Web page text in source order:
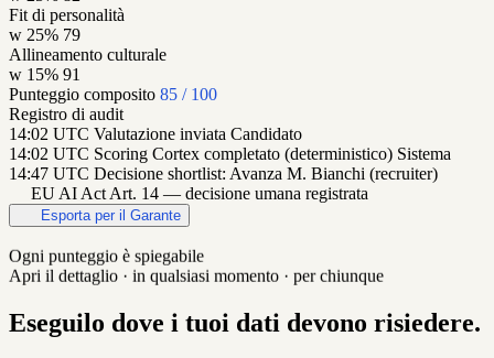
Fit di personalità
w 25% 79
Allineamento culturale
w 15% 91
Punteggio composito 85 / 100
Registro di audit
14:02 UTC Valutazione inviata Candidato
14:02 UTC Scoring Cortex completato (deterministico) Sistema
14:47 UTC Decisione shortlist: Avanza M. Bianchi (recruiter)
EU AI Act Art. 14 — decisione umana registrata
Esporta per il Garante
Ogni punteggio è spiegabile
Apri il dettaglio · in qualsiasi momento · per chiunque
Eseguilo dove i tuoi dati devono risiedere.